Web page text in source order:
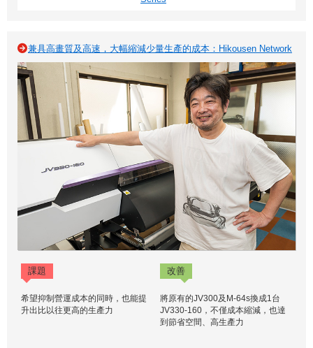
兼具高畫質及高速，大幅縮減少量生產的成本：Hikousen Network
課題 改善
希望抑制營運成本的同時，也能提
升出比以往更高的生產力
將原有的JV300及M-64s換成1台
JV330-160，不僅成本縮減，也達
到節省空間、高生產力